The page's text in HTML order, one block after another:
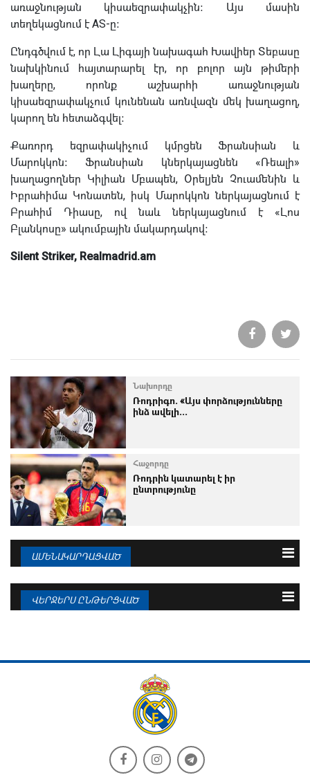
առաջնության կիսաեզրափակչին։ Այս մասին
տեղեկացնում է AS-ը։
Ընդգծվում է, որ Լա Լիգայի նախագահ Խավիեր Տեբասը
նախկինում հայտարարել էր, որ բոլոր այն թիմերի
խաղերը, որոնք աշխարհի առաջնության
կիսաեզրափակչում կունենան առնվազն մեկ խաղացող,
կարող են հետաձգվել։
Քառորդ եզրափակիչում կմրցեն Ֆրանսիան և
Մարոկկոն։ Ֆրանսիան կներկայացնեն «Ռեալի»
խաղացողներ Կիլիան Մբապեն, Օրելյեն Չուամենին և
Իբրահիմա Կոնատեն, իսկ Մարոկկոն ներկայացնում է
Բրահիմ Դիասը, ով նաև ներկայացնում է «Լոս
Բլանկոսը» ակումբային մակարդակով։
Silent Striker, Realmadrid.am
Նախորդը
Ռոդրիգո. «Այս փորձությունները
ինձ ավելի...
Հաջորդը
Ռոդրին կատարել է իր
ընտրությունը
ԱՄԵՆԱԿԱՐԴԱՑՎԱԾ
08.08.2026
08.08.2026
Պաշտոնական հայտարարություն.
Յան Դիոմանդե
08.08.2026
Վինիսիուսը խոսել է Մոուրինիոյի
ՎԵՐՋԵՐՍ ԸՆԹԵՐՑՎԱԾ
08.08.2026
WhoScored. «Ռեալ» - «Էսպանյոլ».
հավանական...